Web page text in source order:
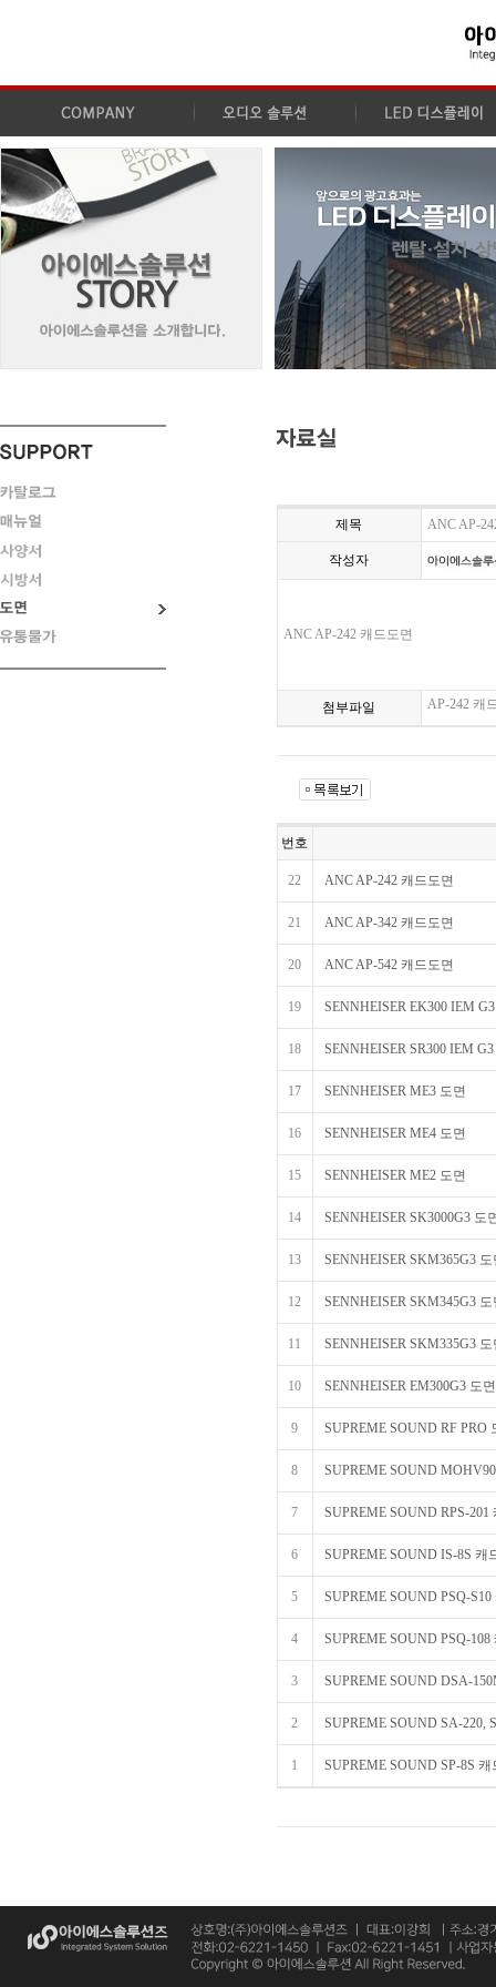
제목 ANC AP-
작성자
ANC AP-242 캐드도면
첨부파일 AP-242 캐
번호
22 ANC AP-242 캐드도면
21 ANC AP-342 캐드도면
20 ANC AP-542 캐드도면
19 SENNHEISER EK300 IEM
18 SENNHEISER SR300 IEM
17 SENNHEISER ME3 도면
16 SENNHEISER ME4 도면
15 SENNHEISER ME2 도면
14 SENNHEISER SK3000G3 도
13 SENNHEISER SKM365G3 도
12 SENNHEISER SKM345G3 도
11 SENNHEISER SKM335G3 도
10 SENNHEISER EM300G3 도면
9 SUPREME SOUND RF PRO
8 SUPREME SOUND
7 SUPREME SOUND RPS-201
6 SUPREME SOUND IS-8S 캐
5 SUPREME SOUND PSQ-
4 SUPREME SOUND PSQ-108
3 SUPREME SOUND DSA-
2 SUPREME SOUND SA-220,
1 SUPREME SOUND SP-8S